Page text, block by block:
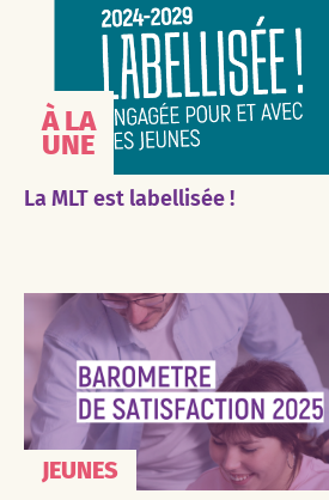
À LA
UNE
La MLT est labellisée !
JEUNES